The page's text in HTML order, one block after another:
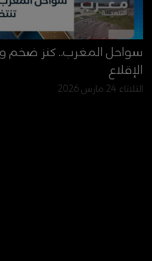
سواحل المغرب.. كنز ضخم
الإقلاع
الثلاثاء 24 مارس 2026